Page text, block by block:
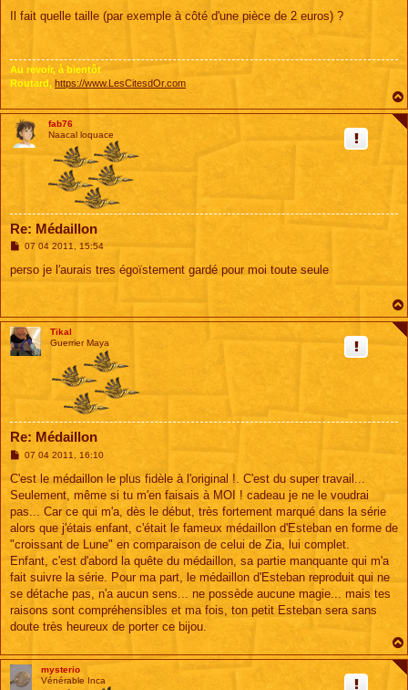
s
Il fait quelle taille (par exemple à côté d'une pièce de 2 euros) ?
Au revoir, à bientôt
Routard, https://www.LesCitesdOr.com
fab76
Naacal loquace
Re: Médaillon
M
s
07 04 2011, 15:54
perso je l'aurais tres égoïstement gardé pour moi toute seule
Tikal
Guerrier Maya
Re: Médaillon
M
s
a
g
07 04 2011, 16:10
C'est le médaillon le plus fidèle à l'original !. C'est du super travail...
Seulement, même si tu m'en faisais à MOI ! cadeau je ne le voudrai
pas... Car ce qui m'a, dès le début, très fortement marqué dans la série
alors que j'étais enfant, c'était le fameux médaillon d'Esteban en forme de
"croissant de Lune" en comparaison de celui de Zia, lui complet.
Enfant, c'est d'abord la quête du médaillon, sa partie manquante qui m'a
fait suivre la série. Pour ma part, le médaillon d'Esteban reproduit qui ne
se détache pas, n'a aucun sens... ne possède aucune magie... mais tes
raisons sont compréhensibles et ma fois, ton petit Esteban sera sans
doute très heureux de porter ce bijou.
mysterio
Vénérable Inca